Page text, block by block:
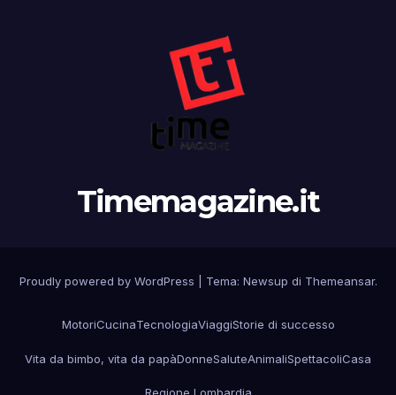
Timemagazine.it
Proudly powered by WordPress Tema: Newsup di Themeansar.
MotoriCucinaTecnologiaViaggiStorie di successo
Vita da bimbo, vita da papàDonneSaluteAnimaliSpettacoliCasa